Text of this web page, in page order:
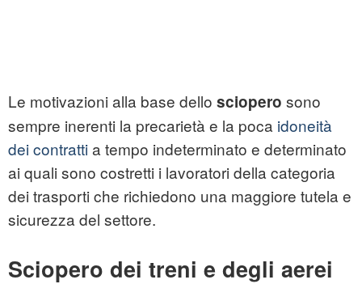
Le motivazioni alla base dello sciopero sono
sempre inerenti la precarietà e la poca idoneità
dei contrattia tempo indeterminato e determinato
ai quali sono costretti i lavoratori della categoria
dei trasporti che richiedono una maggiore tutela e
sicurezza del settore.
Sciopero dei treni e degli aerei